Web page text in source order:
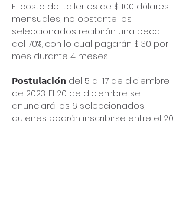
El costo del taller es de $ 100 dólares
mensuales, no obstante los
seleccionados recibirán una beca
del 70%, con lo cual pagarán $ 30 por
mes durante 4 meses.
𝗣𝗼𝘀𝘁𝘂𝗹𝗮𝗰𝗶𝗼́𝗻 del 5 al 17 de diciembre
de 2023. El 20 de diciembre se
anunciará los 6 seleccionados,
quienes podrán inscribirse entre el 20